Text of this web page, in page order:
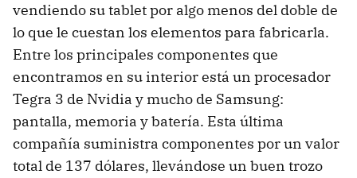
vendiendo su tablet por algo menos del doble de
lo que le cuestan los elementos para fabricarla.
Entre los principales componentes que
encontramos en su interior está un procesador
Tegra 3 de Nvidia y mucho de Samsung:
pantalla, memoria y batería. Esta última
compañía suministra componentes por un valor
total de 137 dólares, llevándose un buen trozo